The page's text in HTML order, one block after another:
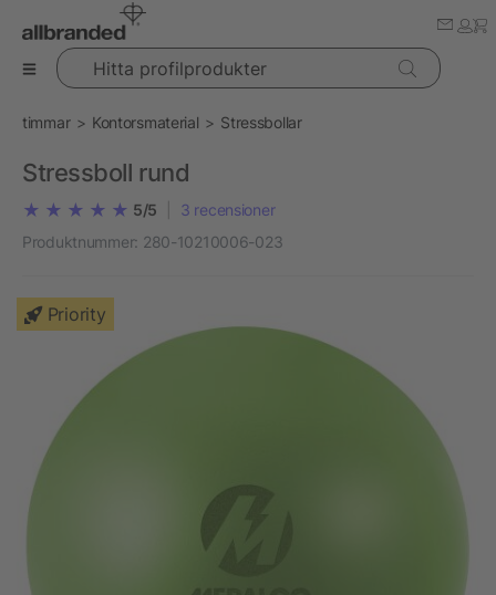
Hitta profilprodukter
timmar Kontorsmaterial Stressbollar
Stressboll rund
5/5 3 recensioner
Produktnummer: 280-10210006-023
Priority